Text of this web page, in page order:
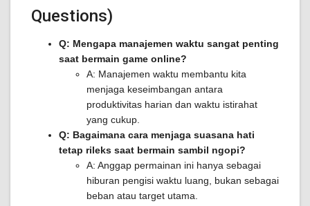
Questions)
Q: Mengapa manajemen waktu sangat penting
saat bermain game online?
A: Manajemen waktu membantu kita
menjaga keseimbangan antara
produktivitas harian dan waktu istirahat
yang cukup.
Q: Bagaimana cara menjaga suasana hati
tetap rileks saat bermain sambil ngopi?
A: Anggap permainan ini hanya sebagai
hiburan pengisi waktu luang, bukan sebagai
beban atau target utama.